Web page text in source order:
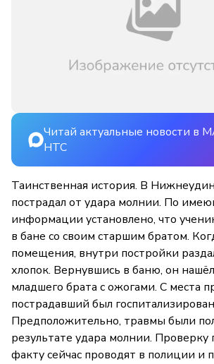
Читай актуальные новости в
НТС
Таинственная история. В
пострадал от удара молнии. По
информации установлено, что
в бане со своим старшим братом.
помещения, внутри постройки
хлопок. Вернувшись в баню, он
младшего брата с ожогами. С места
пострадавший был
Предположительно, травмы были
результате удара молнии. Проверку
факту сейчас проводят в полиции и